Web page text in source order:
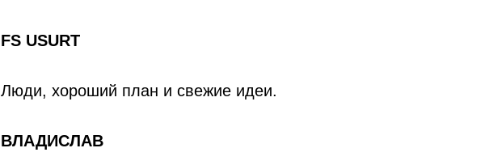
FS USURT
Люди, хороший план и свежие идеи.
ВЛАДИСЛАВ